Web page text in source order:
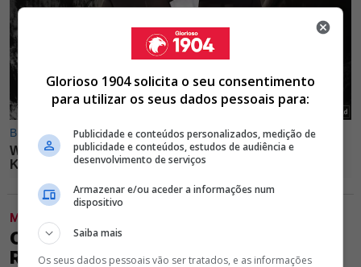
MODALIDADES
OFICIAL! ABOUBACAR CHEGA PARA
REFORÇAR O BENFICA
Glorioso 1904 solicita o seu consentimento
para utilizar os seus dados pessoais para:
Publicidade e conteúdos personalizados, medição de
publicidade e conteúdos, estudos de audiência e
desenvolvimento de serviços
Armazenar e/ou aceder a informações num
dispositivo
Saiba mais
Os seus dados pessoais vão ser tratados, e as informações